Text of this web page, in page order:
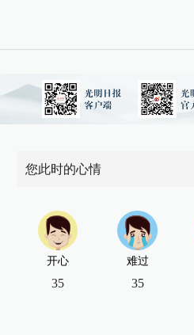
您此时的心情
开心
35
难过
35